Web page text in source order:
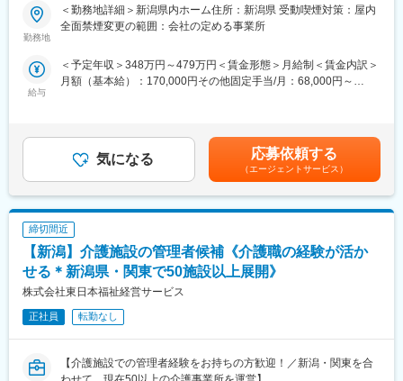
率90％以上。長期的に専門職として活躍できる環境です。
す。
■業務内容：
お任せします。
【変更の範囲：会社の定める業務】
・アセスメントシートの作成
・利用者の生活全般をプロデュース
・スタッフ育成
・支援機関との調整業務
・介助業務
※請求・申請業務は本社専門部署にて対応！サポート体制充実◎
■キャリアパス／モデル年収：
・エリアマネージャー：480万円～
・シニアマネージャー（課長クラス）：540万円～
・統括マネージャー（次長クラス）：600万円～
・運営部部長：720万円～
や入居数、メンバーマネジメントの面から評価が行われ、2～5年
でステップアップをすることが出来ます。
勤務地
＜勤務地詳細＞新潟県内ホーム住所：新潟県 受動喫煙対策：屋内
全面禁煙変更の範囲：会社の定める事業所
給与
＜予定年収＞348万円～479万円＜賃金形態＞月給制＜賃金内訳＞
月額（基本給）：170,000円その他固定手当/月：68,000円～
業手当＞有＜給与補足＞◆賞与：無◆昇給：年1回（3月）※個人
の評価に応じて昇降給の場合あり・超過分・深夜割増賃金別途支
給・交通費規定内支給 （バイク通勤・車通勤OK）・施設管理者と
の兼務もしくは30床（2施設以上）兼務により兼務手当+75,000
円/月を支給させていただきます賃金はあくまでも目安の金額であ
り、選考を通じて上下する可能性があります。月給(月額)は固定手
当を含めた表記です。
気になる 応募依頼する
（エージェントサービス）
締切間近
【新潟】介護施設の管理者候補《介護職の経験が活か
せる＊新潟県・関東で50施設以上展開》
株式会社東日本福祉経営サービス
正社員 転勤なし
【介護施設での管理者経験をお持ちの方歓迎！／新潟・関東を合